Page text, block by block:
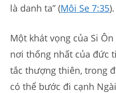
là danh ta” (Môi Se 7:35).
Một khát vọng của Si
nơi thống nhất của đức
tắc thượng thiên, trong
có thể bước đi cạnh